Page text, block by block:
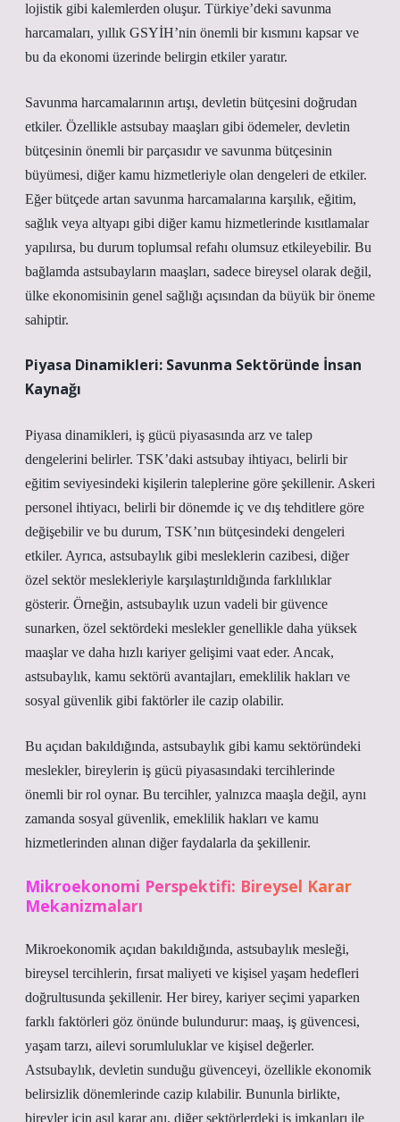
lojistik gibi kalemlerden oluşur. Türkiye’deki savunma
harcamaları, yıllık GSYİH’nin önemli bir kısmını kapsar ve
bu da ekonomi üzerinde belirgin etkiler yaratır.
Savunma harcamalarının artışı, devletin bütçesini doğrudan
etkiler. Özellikle astsubay maaşları gibi ödemeler, devletin
bütçesinin önemli bir parçasıdır ve savunma bütçesinin
büyümesi, diğer kamu hizmetleriyle olan dengeleri de etkiler.
Eğer bütçede artan savunma harcamalarına karşılık, eğitim,
sağlık veya altyapı gibi diğer kamu hizmetlerinde kısıtlamalar
yapılırsa, bu durum toplumsal refahı olumsuz etkileyebilir. Bu
bağlamda astsubayların maaşları, sadece bireysel olarak değil,
ülke ekonomisinin genel sağlığı açısından da büyük bir öneme
sahiptir.
Piyasa Dinamikleri: Savunma Sektöründe İnsan
Kaynağı
Piyasa dinamikleri, iş gücü piyasasında arz ve talep
dengelerini belirler. TSK’daki astsubay ihtiyacı, belirli bir
eğitim seviyesindeki kişilerin taleplerine göre şekillenir. Askeri
personel ihtiyacı, belirli bir dönemde iç ve dış tehditlere göre
değişebilir ve bu durum, TSK’nın bütçesindeki dengeleri
etkiler. Ayrıca, astsubaylık gibi mesleklerin cazibesi, diğer
özel sektör meslekleriyle karşılaştırıldığında farklılıklar
gösterir. Örneğin, astsubaylık uzun vadeli bir güvence
sunarken, özel sektördeki meslekler genellikle daha yüksek
maaşlar ve daha hızlı kariyer gelişimi vaat eder. Ancak,
astsubaylık, kamu sektörü avantajları, emeklilik hakları ve
sosyal güvenlik gibi faktörler ile cazip olabilir.
Bu açıdan bakıldığında, astsubaylık gibi kamu sektöründeki
meslekler, bireylerin iş gücü piyasasındaki tercihlerinde
önemli bir rol oynar. Bu tercihler, yalnızca maaşla değil, aynı
zamanda sosyal güvenlik, emeklilik hakları ve kamu
hizmetlerinden alınan diğer faydalarla da şekillenir.
Mikroekonomi Perspektifi: Bireysel Karar
Mekanizmaları
Mikroekonomik açıdan bakıldığında, astsubaylık mesleği,
bireysel tercihlerin, fırsat maliyeti ve kişisel yaşam hedefleri
doğrultusunda şekillenir. Her birey, kariyer seçimi yaparken
farklı faktörleri göz önünde bulundurur: maaş, iş güvencesi,
yaşam tarzı, ailevi sorumluluklar ve kişisel değerler.
Astsubaylık, devletin sunduğu güvenceyi, özellikle ekonomik
belirsizlik dönemlerinde cazip kılabilir. Bununla birlikte,
bireyler için asıl karar anı, diğer sektörlerdeki iş imkanları ile